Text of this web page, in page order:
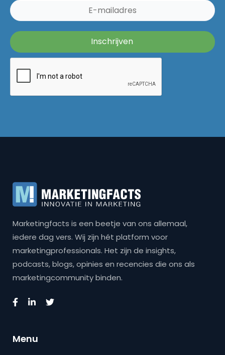
Marketingfacts is een beetje van ons allemaal,
iedere dag vers. Wij zijn hét platform voor
marketingprofessionals. Het zijn de insights,
podcasts, blogs, opinies en recencies die ons als
marketingcommunity binden.
Menu